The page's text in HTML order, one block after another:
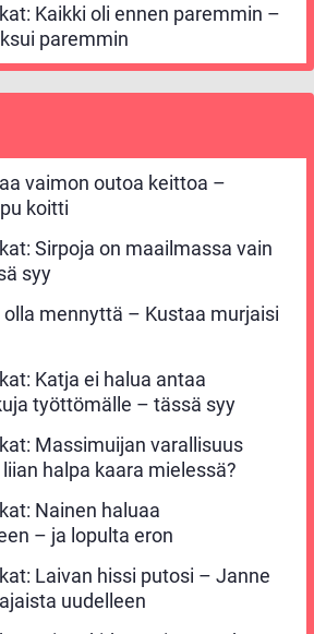
Kaikki oli ennen paremmin –
paremmin
vaimon outoa keittoa –
koitti
Sirpoja on maailmassa vain
syy
mennyttä – Kustaa murjaisi
Katja ei halua antaa
työttömälle – tässä syy
Massimuijan varallisuus
halpa kaara mielessä?
Nainen haluaa
– ja lopulta eron
Laivan hissi putosi – Janne
uudelleen